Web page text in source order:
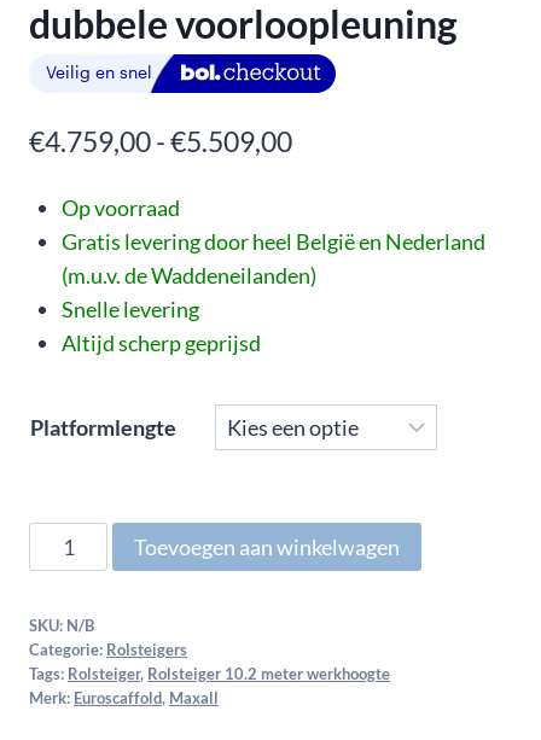
dubbele voorloopleuning
€4.759,00-€5.509,00
Op voorraad
Gratis levering door heel België en Nederland
(m.u.v. de Waddeneilanden)
Snelle levering
Altijd scherp geprijsd
Platformlengte
Toevoegen aan winkelwagen
SKU: N/B
Categorie: Rolsteigers
Tags: Rolsteiger, Rolsteiger 10.2 meter werkhoogte
Merk: Euroscaffold, Maxall